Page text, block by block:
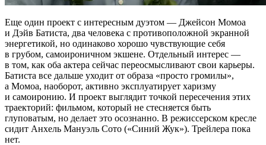
Еще один проект с интересным дуэтом — Джейсон Момоа
и Дэйв Батиста, два человека с противоположной экранной
энергетикой, но одинаково хорошо чувствующие себя
в грубом, самоироничном экшене. Отдельный интерес —
в том, как оба актера сейчас переосмысливают свои карьеры.
Батиста все дальше уходит от образа «просто громилы»,
а Момоа, наоборот, активно эксплуатирует харизму
и самоиронию. И проект выглядит точкой пересечения этих
траекторий: фильмом, который не стесняется быть
глуповатым, но делает это осознанно. В режиссерском кресле
сидит Анхель Мануэль Сото («Синий Жук»). Трейлера пока
нет.